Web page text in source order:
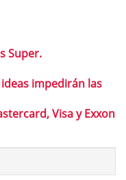
Super.
impedirán las
Visa y Exxon